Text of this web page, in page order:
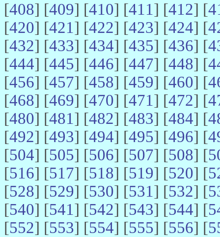
[408] [409] [410] [411] [412] [
[420] [421] [422] [423] [424] [
[432] [433] [434] [435] [436] [
[444] [445] [446] [447] [448] [
[456] [457] [458] [459] [460] [
[468] [469] [470] [471] [472] [
[480] [481] [482] [483] [484] [
[492] [493] [494] [495] [496] [
[504] [505] [506] [507] [508] [
[516] [517] [518] [519] [520] [
[528] [529] [530] [531] [532] [
[540] [541] [542] [543] [544] [
[552] [553] [554] [555] [556] [